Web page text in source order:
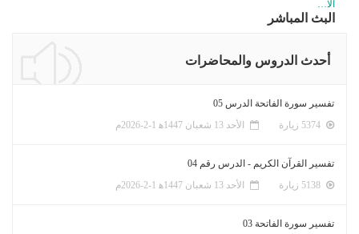
الا…
البث المباشر
أحدث الدروس والمحاضرات
تفسير سورة الفاتحة الدرس 05
الأحد 13 شعبان 1447ﻫ 1-2-2026م
تفسير القرآن الكريم - الدرس رقم 04
الأحد 13 شعبان 1447ﻫ 1-2-2026م
تفسير سورة الفاتحة 03